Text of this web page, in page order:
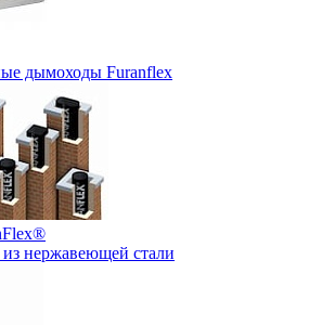
дымоходы Furanflex
нержавеющей стали